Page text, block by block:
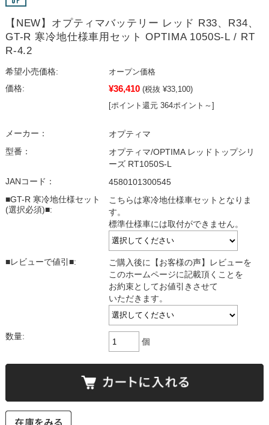
【NEW】オプティマバッテリー レッド R33、R34、
GT-R 寒冷地仕様車用セット OPTIMA 1050S-L / RT
R-4.2
希望小売価格:
オープン価格
価格:
¥36,410 (税抜 ¥33,100)
[ポイント還元 364ポイント～]
メーカー：
オプティマ
型番：
オプティマ/OPTIMA レッドトップシリ
ーズ RT1050S-L
JANコード：
4580101300545
■GT-R 寒冷地仕様セット
(選択必須)■:
こちらは寒冷地仕様車セットとなりま
す。
標準仕様車には取付ができません。
■レビューで値引■:
ご購入後に【お客様の声】レビューを
このホームページに記載頂くことを
お約束としてお値引きさせて
いただきます。
数量:
個